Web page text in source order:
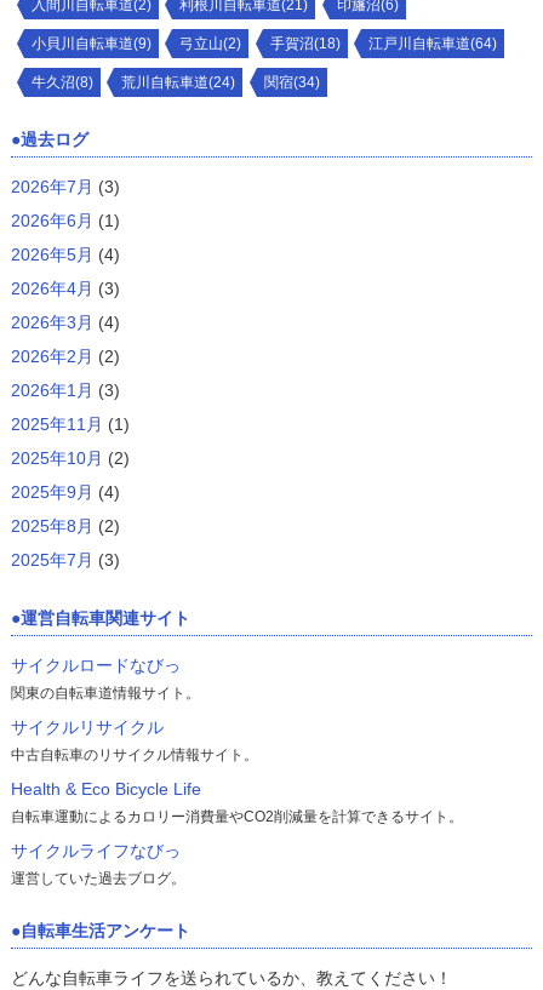
入間川自転車道(2) 利根川自転車道(21) 印旛沼(6)
小貝川自転車道(9) 弓立山(2) 手賀沼(18) 江戸川自転車道(64)
牛久沼(8) 荒川自転車道(24) 関宿(34)
過去ログ
2026年7月 (3)
2026年6月 (1)
2026年5月 (4)
2026年4月 (3)
2026年3月 (4)
2026年2月 (2)
2026年1月 (3)
2025年11月 (1)
2025年10月 (2)
2025年9月 (4)
2025年8月 (2)
2025年7月 (3)
運営自転車関連サイト
サイクルロードなびっ
関東の自転車道情報サイト。
サイクルリサイクル
中古自転車のリサイクル情報サイト。
Health & Eco Bicycle Life
自転車運動によるカロリー消費量やCO2削減量を計算できるサイト。
サイクルライフなびっ
運営していた過去ブログ。
自転車生活アンケート
どんな自転車ライフを送られているか、教えてください！